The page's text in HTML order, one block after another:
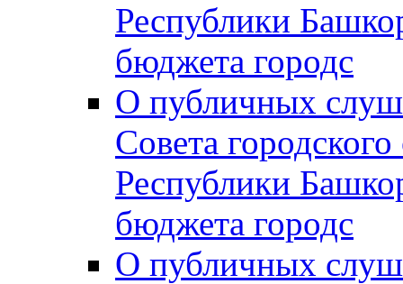
Республики
бюджета городс
О публичных
Совета
Республики
бюджета городс
О публичных